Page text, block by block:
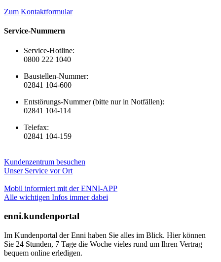
Zum Kontaktformular
Service-Nummern
Service-Hotline:
0800 222 1040
Baustellen-Nummer:
02841 104-600
Entstörungs-Nummer (bitte nur in Notfällen):
02841 104-114
Telefax:
02841 104-159
Kundenzentrum besuchen
Unser Service vor Ort
Mobil informiert mit der ENNI-APP
Alle wichtigen Infos immer dabei
enni.kundenportal
Im Kundenportal der Enni haben Sie alles im Blick. Hier können
Sie 24 Stunden, 7 Tage die Woche vieles rund um Ihren Vertrag
bequem online erledigen.